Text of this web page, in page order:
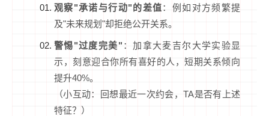
观察"承诺与行动"的差值：例如对方频繁提
及"未来规划"却拒绝公开关系。
警惕"过度完美" ：加拿大麦吉尔大学实验显
示，刻意迎合你所有喜好的人，短期关系倾向
提升40%。
（小互动：回想最近一次约会，TA是否有上述
特征？）